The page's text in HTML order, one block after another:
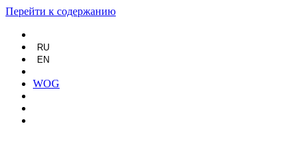
Перейти к содержанию
RU
EN
WOG